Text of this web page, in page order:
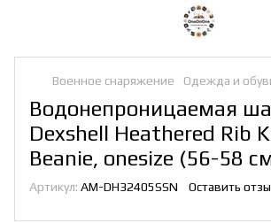
Военное снаряжение Одежда и
Водонепроницаемая
Dexshell Heathered Rib
Beanie, onesize (56-58
Артикул: AM-DH32405SSN Оставить